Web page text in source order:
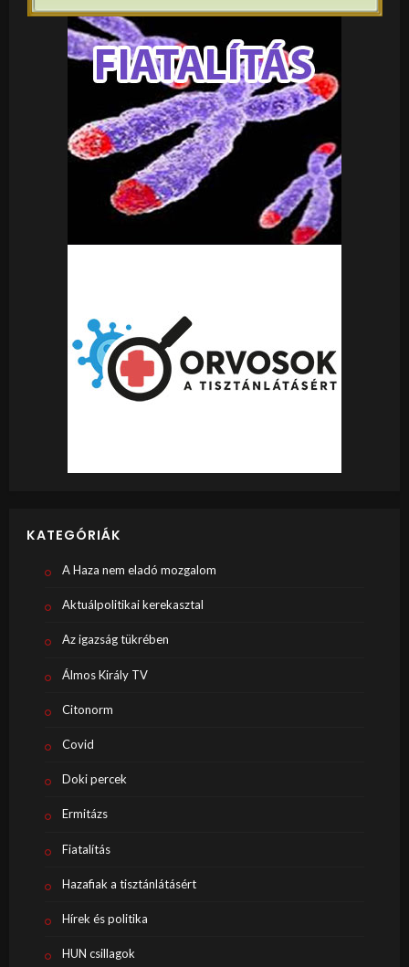
KATEGÓRIÁK
A Haza nem eladó mozgalom
Aktuálpolitikai kerekasztal
Az igazság tükrében
Álmos Király TV
Citonorm
Covid
Doki percek
Ermitázs
Fiatalítás
Hazafiak a tisztánlátásért
Hírek és politika
HUN csillagok